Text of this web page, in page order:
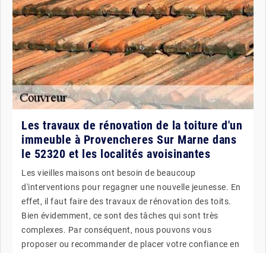
Les travaux de rénovation de la toiture d'un
immeuble à Provencheres Sur Marne dans
le 52320 et les localités avoisinantes
Les vieilles maisons ont besoin de beaucoup
d'interventions pour regagner une nouvelle jeunesse. En
effet, il faut faire des travaux de rénovation des toits.
Bien évidemment, ce sont des tâches qui sont très
complexes. Par conséquent, nous pouvons vous
proposer ou recommander de placer votre confiance en